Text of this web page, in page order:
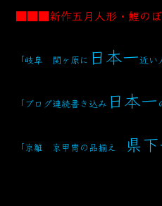
■■■新作五月人形・鯉の
「岐阜 関ヶ原に 日本一近い
「ブログ連続書き込み 日本一
「京雛 京甲冑の品揃え 県